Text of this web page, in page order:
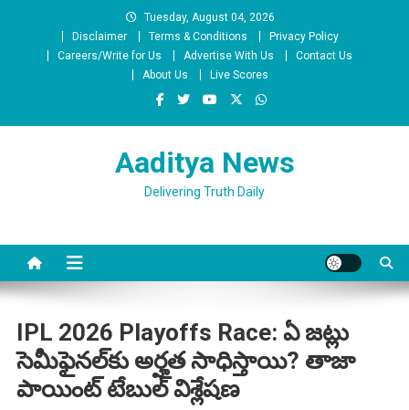
Tuesday, August 04, 2026
Disclaimer
Terms & Conditions
Privacy Policy
Careers/Write for Us
Advertise With Us
Contact Us
About Us
Live Scores
Aaditya News
Delivering Truth Daily
IPL 2026 Playoffs Race: ఏ జట్లు
సెమీఫైనల్‌కు అర్హత సాధిస్తాయి? తాజా
పాయింట్ టేబుల్ విశ్లేషణ